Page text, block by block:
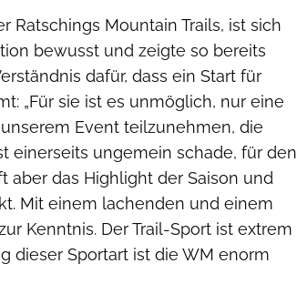
Ratschings Mountain Trails, ist sich
bewusst und zeigte so bereits
dafür, dass ein Start für
„Für sie ist es unmöglich, nur eine
Event teilzunehmen, die
einerseits ungemein schade, für den
aber das Highlight der Saison und
Mit einem lachenden und einem
Kenntnis. Der Trail-Sport ist extrem
dieser Sportart ist die WM enorm